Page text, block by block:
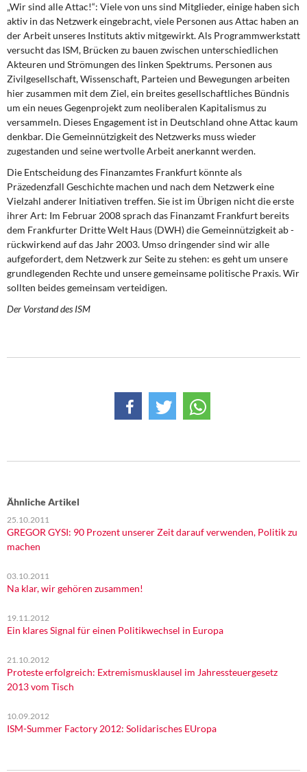
„Wir sind alle Attac!“: Viele von uns sind Mitglieder, einige haben sich
aktiv in das Netzwerk eingebracht, viele Personen aus Attac haben an
der Arbeit unseres Instituts aktiv mitgewirkt. Als Programmwerkstatt
versucht das ISM, Brücken zu bauen zwischen unterschiedlichen
Akteuren und Strömungen des linken Spektrums. Personen aus
Zivilgesellschaft, Wissenschaft, Parteien und Bewegungen arbeiten
hier zusammen mit dem Ziel, ein breites gesellschaftliches Bündnis
um ein neues Gegenprojekt zum neoliberalen Kapitalismus zu
versammeln. Dieses Engagement ist in Deutschland ohne Attac kaum
denkbar. Die Gemeinnützigkeit des Netzwerks muss wieder
zugestanden und seine wertvolle Arbeit anerkannt werden.
Die Entscheidung des Finanzamtes Frankfurt könnte als
Präzedenzfall Geschichte machen und nach dem Netzwerk eine
Vielzahl anderer Initiativen treffen. Sie ist im Übrigen nicht die erste
ihrer Art: Im Februar 2008 sprach das Finanzamt Frankfurt bereits
dem Frankfurter Dritte Welt Haus (DWH) die Gemeinnützigkeit ab -
rückwirkend auf das Jahr 2003. Umso dringender sind wir alle
aufgefordert, dem Netzwerk zur Seite zu stehen: es geht um unsere
grundlegenden Rechte und unsere gemeinsame politische Praxis. Wir
sollten beides gemeinsam verteidigen.
Der Vorstand des ISM
Ähnliche Artikel
25.10.2011
GREGOR GYSI: 90 Prozent unserer Zeit darauf verwenden, Politik zu
machen
03.10.2011
Na klar, wir gehören zusammen!
19.11.2012
Ein klares Signal für einen Politikwechsel in Europa
21.10.2012
Proteste erfolgreich: Extremismusklausel im Jahressteuergesetz
2013 vom Tisch
10.09.2012
ISM-Summer Factory 2012: Solidarisches EUropa